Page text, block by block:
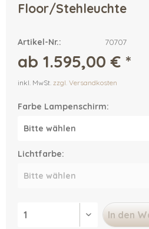
Floor/Stehleuchte
Artikel-Nr.: 70707
ab 1.595,00 € *
inkl. MwSt. zzgl. Versandkosten
Farbe Lampenschirm:
Lichtfarbe:
In den